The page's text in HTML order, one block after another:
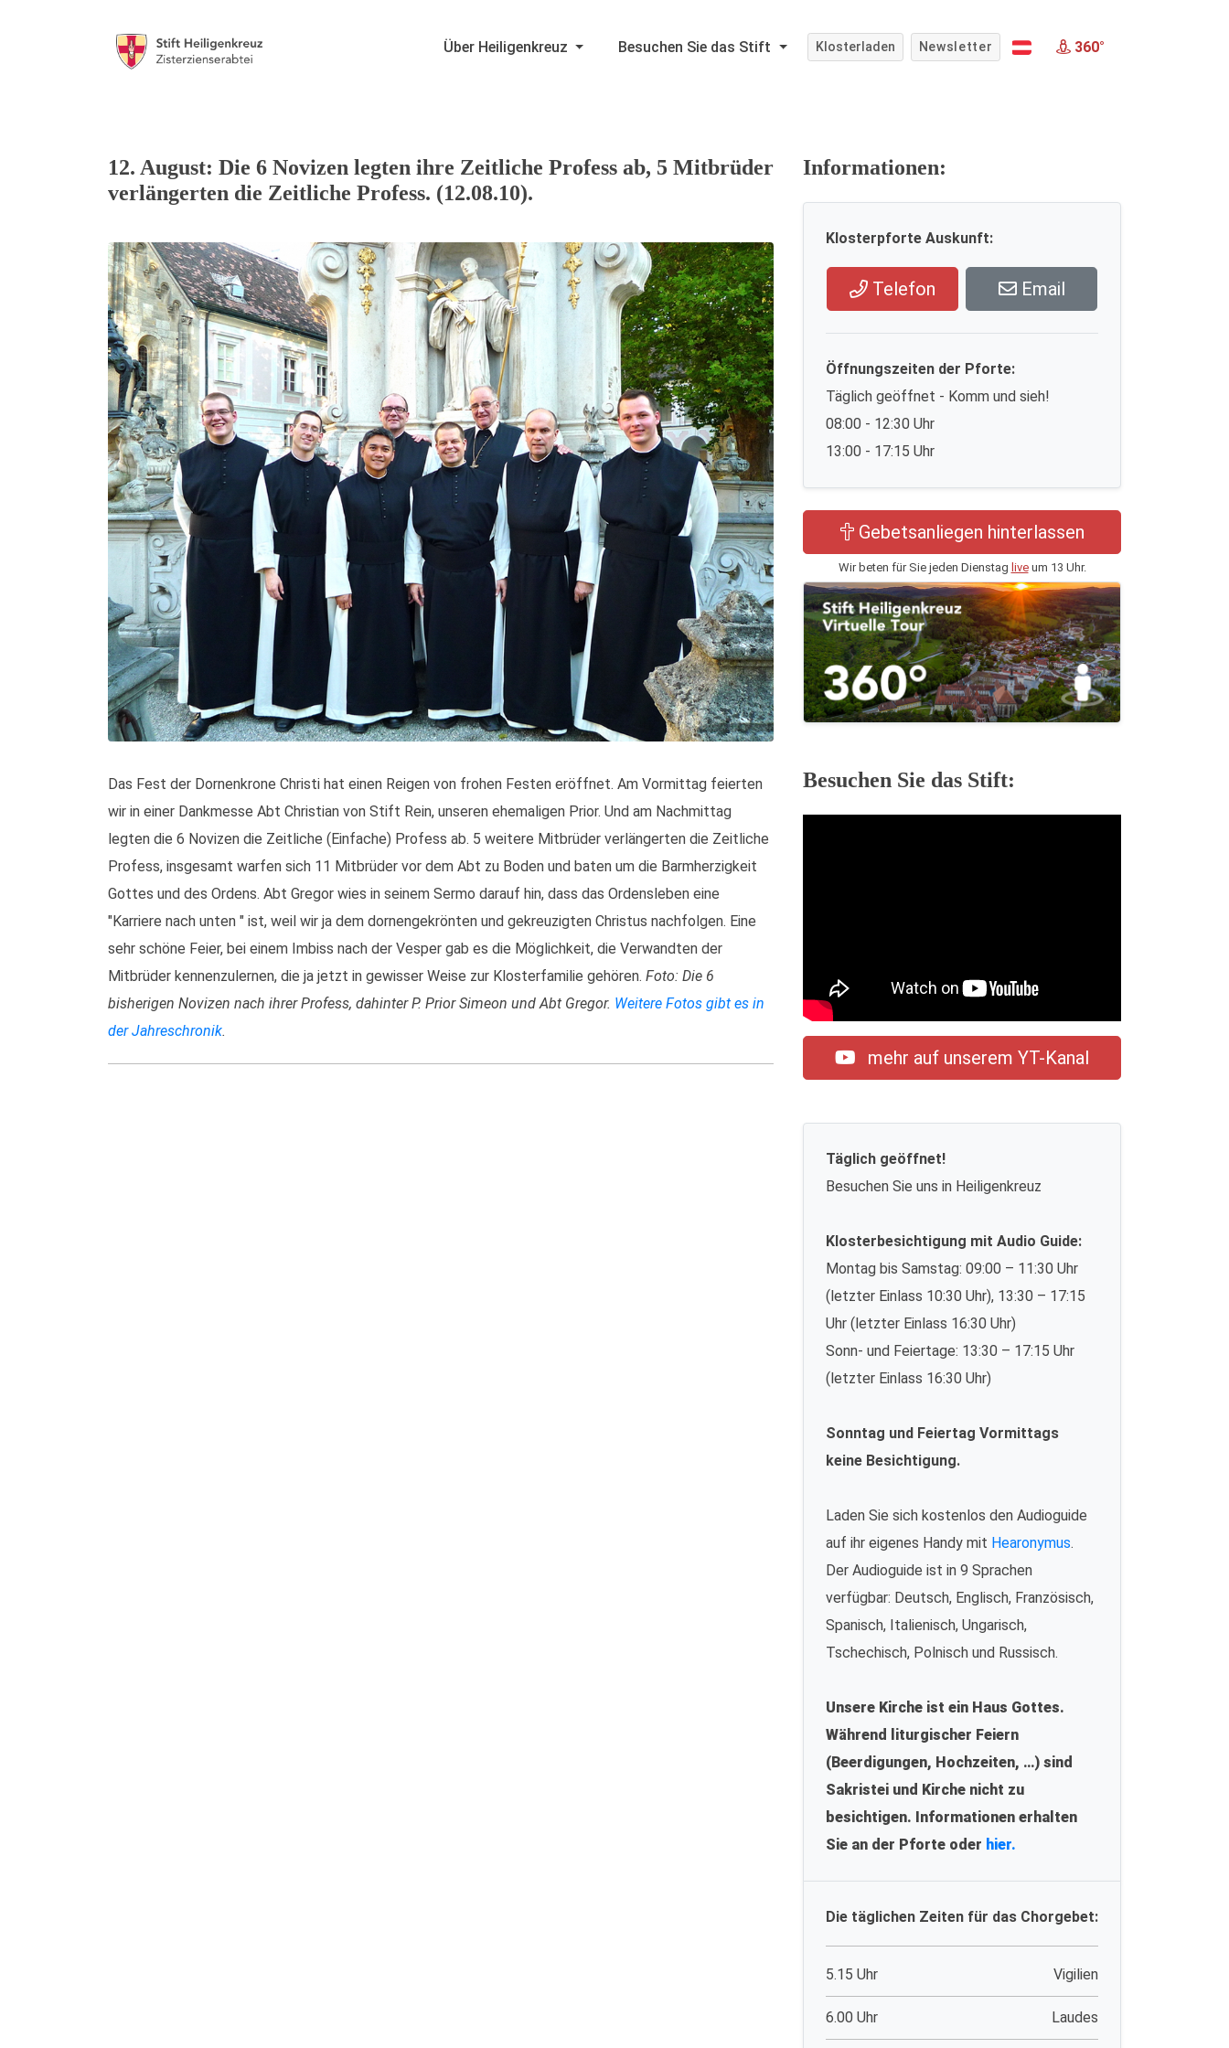
Über Heiligenkreuz Besuchen Sie das Stift Klosterladen Newsletter 360°
12. August: Die 6 Novizen legten ihre Zeitliche Profess ab, 5 Mitbrüder
verlängerten die Zeitliche Profess. (12.08.10).
Das Fest der Dornenkrone Christi hat einen Reigen von frohen Festen eröffnet. Am Vormittag feierten
wir in einer Dankmesse Abt Christian von Stift Rein, unseren ehemaligen Prior. Und am Nachmittag
legten die 6 Novizen die Zeitliche (Einfache) Profess ab. 5 weitere Mitbrüder verlängerten die Zeitliche
Profess, insgesamt warfen sich 11 Mitbrüder vor dem Abt zu Boden und baten um die Barmherzigkeit
Gottes und des Ordens. Abt Gregor wies in seinem Sermo darauf hin, dass das Ordensleben eine
"Karriere nach unten " ist, weil wir ja dem dornengekrönten und gekreuzigten Christus nachfolgen. Eine
sehr schöne Feier, bei einem Imbiss nach der Vesper gab es die Möglichkeit, die Verwandten der
Mitbrüder kennenzulernen, die ja jetzt in gewisser Weise zur Klosterfamilie gehören. Foto: Die 6
bisherigen Novizen nach ihrer Profess, dahinter P. Prior Simeon und Abt Gregor. Weitere Fotos gibt es in
der Jahreschronik.
Informationen:
Klosterpforte Auskunft:
Telefon Email
Öffnungszeiten der Pforte:
Täglich geöffnet - Komm und sieh!
08:00 - 12:30 Uhr
13:00 - 17:15 Uhr
Gebetsanliegen hinterlassen
Wir beten für Sie jeden Dienstag liveum 13 Uhr.
Besuchen Sie das Stift:
mehr auf unserem YT-Kanal
Täglich geöffnet!
Besuchen Sie uns in Heiligenkreuz
Klosterbesichtigung mit Audio Guide:
Montag bis Samstag: 09:00 – 11:30 Uhr
(letzter Einlass 10:30 Uhr), 13:30 – 17:15
Uhr (letzter Einlass 16:30 Uhr)
Sonn- und Feiertage: 13:30 – 17:15 Uhr
(letzter Einlass 16:30 Uhr)
Sonntag und Feiertag Vormittags
keine Besichtigung.
Laden Sie sich kostenlos den Audioguide
auf ihr eigenes Handy mit Hearonymus.
Der Audioguide ist in 9 Sprachen
verfügbar: Deutsch, Englisch, Französisch,
Spanisch, Italienisch, Ungarisch,
Tschechisch, Polnisch und Russisch.
Unsere Kirche ist ein Haus Gottes.
Während liturgischer Feiern
(Beerdigungen, Hochzeiten, …) sind
Sakristei und Kirche nicht zu
besichtigen. Informationen erhalten
Sie an der Pforte oder hier.
Die täglichen Zeiten für das Chorgebet:
5.15 Uhr Vigilien
6.00 Uhr Laudes